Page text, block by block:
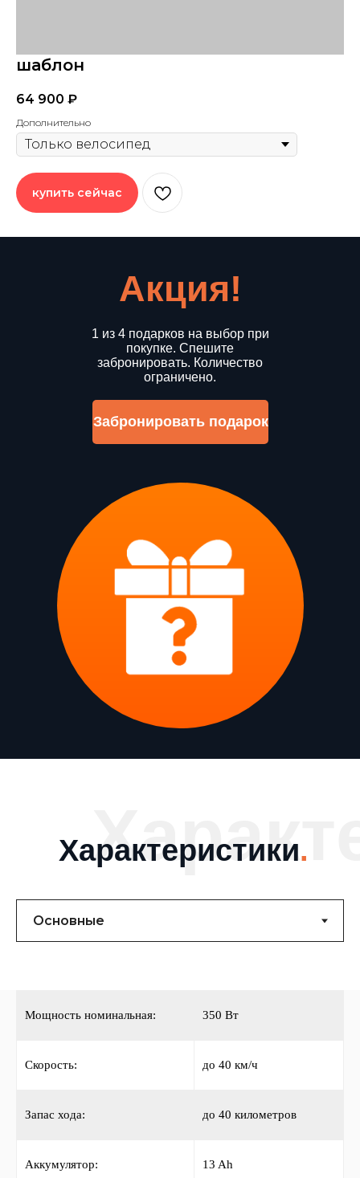
шаблон
64 900 ₽
Дополнительно
купить сейчас
Акция!
1 из 4 подарков на выбор при
покупке. Спешите
забронировать. Количество
ограничено.
Забронировать подарок
Характеристики.
Мощность номинальная: 350 Вт
Скорость: до 40 км/ч
Запас хода: до 40 километров
Аккумулятор: 13 Ah